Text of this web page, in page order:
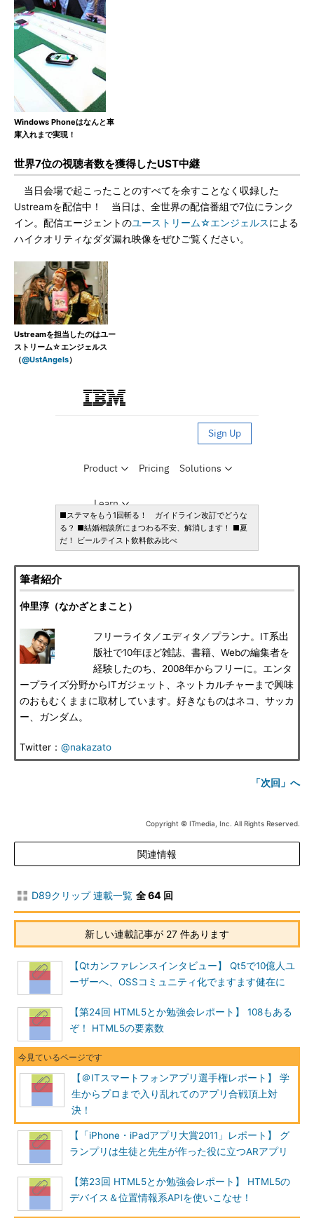
Windows Phoneはなんと車
庫入れまで実現！
世界7位の視聴者数を獲得したUST中継
当日会場で起こったことのすべてを余すことなく収録した
Ustreamを配信中！ 当日は、全世界の配信番組で7位にランク
イン。配信エージェントのユーストリーム☆エンジェルスによる
ハイクオリティなダダ漏れ映像をぜひご覧ください。
Ustreamを担当したのはユー
ストリーム☆エンジェルス
（@UstAngels）
■ステマをもう1回斬る！ ガイドライン改訂でどうな
る？ ■結婚相談所にまつわる不安、解消します！ ■夏
だ！ ビールテイスト飲料飲み比べ
筆者紹介
仲里淳（なかざとまこと）
フリーライタ／エディタ／プランナ。IT系出
版社で10年ほど雑誌、書籍、Webの編集者を
経験したのち、2008年からフリーに。エンタ
ープライズ分野からITガジェット、ネットカルチャーまで興味
のおもむくままに取材しています。好きなものはネコ、サッカ
ー、ガンダム。
Twitter： @nakazato
「次回」へ
Copyright © ITmedia, Inc. All Rights Reserved.
関連情報
D89クリップ 連載一覧 全 64 回
新しい連載記事が 27 件あります
【Qtカンファレンスインタビュー】 Qt5で10億人ユ
ーザーへ、OSSコミュニティ化でますます健在に
【第24回 HTML5とか勉強会レポート】 108もある
ぞ！ HTML5の要素数
【＠ITスマートフォンアプリ選手権レポート】 学
生からプロまで入り乱れてのアプリ合戦頂上対
決！
【「iPhone・iPadアプリ大賞2011」レポート】 グ
ランプリは生徒と先生が作った役に立つARアプリ
【第23回 HTML5とか勉強会レポート】 HTML5の
デバイス＆位置情報系APIを使いこなせ！